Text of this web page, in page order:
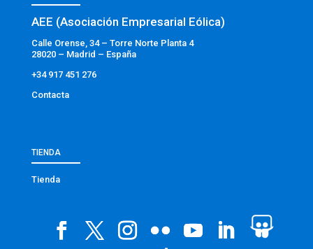
AEE (Asociación Empresarial Eólica)
Calle Orense, 34 – Torre Norte Planta 4
28020 – Madrid – España
+34 917 451 276
Contacta
TIENDA
Tienda